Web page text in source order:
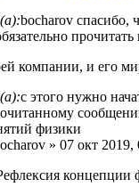
bocharov спасибо,
компании, и его
с этого нужно
физики
» 07 окт 2019,
концепции